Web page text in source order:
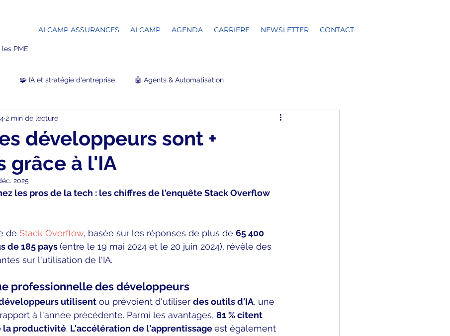
AI CAMP ASSURANCES AI CAMP AGENDA CARRIERE NEWSLETTER CONTACT
PME
🧩 IA et stratégie d'entreprise 🤖 Agents & Automatisation
💼 Transformation & Productivité
🤝 Événements & Communauté
développeurs sont +
grâce à l'IA
2 min de lecture
2025
les pros de la tech : les chiffres de l'enquête Stack Overflow
de Stack Overflow, basée sur les réponses de plus de 65 400
de 185 pays (entre le 19 mai 2024 et le 20 juin 2024), révèle des
sur l'utilisation de l'IA.
professionnelle des développeurs
utilisent ou prévoient d'utiliser des outils d'IA, une
à l'année précédente. Parmi les avantages, 81 % citent
la productivité. L'accélération de l'apprentissage est également